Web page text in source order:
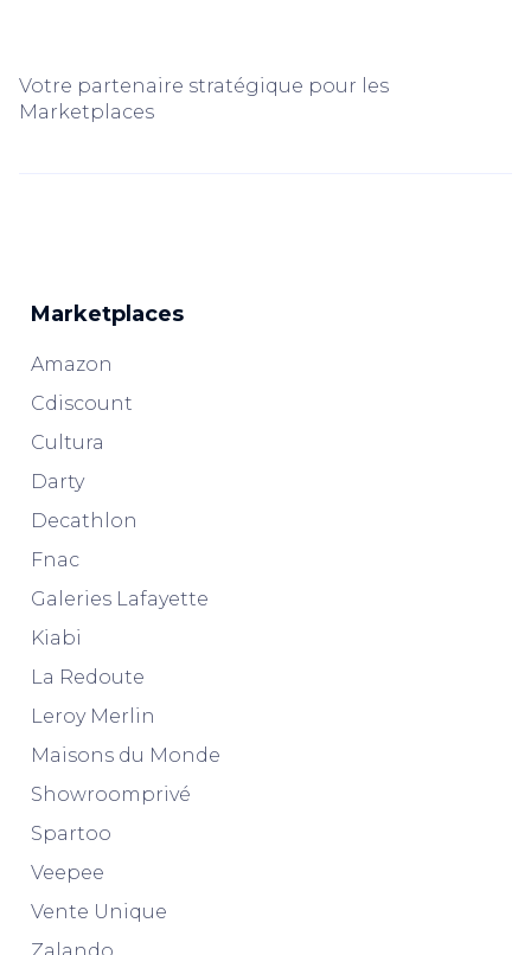
Votre partenaire stratégique pour les
Marketplaces
Marketplaces
Amazon
Cdiscount
Cultura
Darty
Decathlon
Fnac
Galeries Lafayette
Kiabi
La Redoute
Leroy Merlin
Maisons du Monde
Showroomprivé
Spartoo
Veepee
Vente Unique